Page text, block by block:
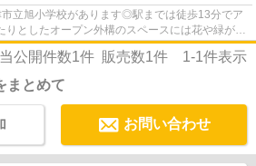
立旭小学校があります◎駅までは徒歩13分でア
としたオープン外構のスペースには花や緑が溢
接している為、日当...
公開件数1件 販売数1件 1-1件表示
まとめて
お問い合わせ